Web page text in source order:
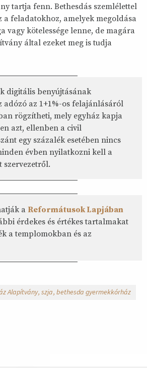
tartja fenn. Bethesdás szemlélettel
feladatokhoz, amelyek megoldása
vagy kötelessége lenne, de magára
által ezeket meg is tudja
digitális benyújtásának
adózó az 1+1%-os felajánlásáról
rögzítheti, mely egyház kapja
azt, ellenben a civil
egy százalék esetében nincs
évben nyilatkozni kell a
szervezetről.
a Reformátusok Lapjában
érdekes és értékes tartalmakat
a templomokban és az
Alapítvány szja bethesda gyermekkórház